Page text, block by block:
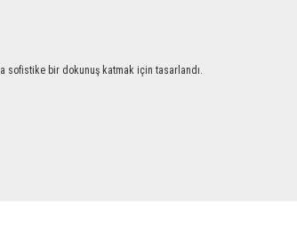
sofistike bir dokunuş katmak için tasarlandı.